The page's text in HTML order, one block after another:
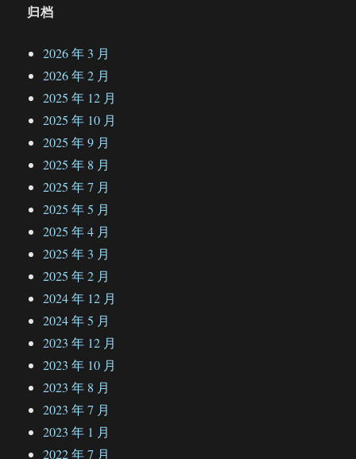
归档
2026 年 3 月
2026 年 2 月
2025 年 12 月
2025 年 10 月
2025 年 9 月
2025 年 8 月
2025 年 7 月
2025 年 5 月
2025 年 4 月
2025 年 3 月
2025 年 2 月
2024 年 12 月
2024 年 5 月
2023 年 12 月
2023 年 10 月
2023 年 8 月
2023 年 7 月
2023 年 1 月
2022 年 7 月